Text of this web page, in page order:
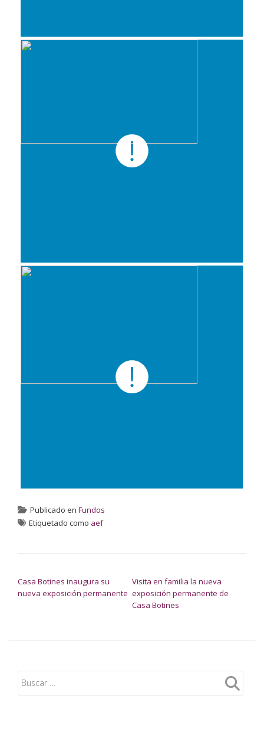
Publicado en Fundos
Etiquetado como aef
Casa Botines inaugura su
nueva exposición permanente
Visita en familia la nueva
exposición permanente de
Casa Botines